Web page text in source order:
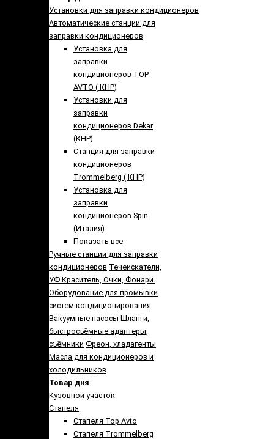
Установки для заправки кондиционеров
Автоматические станции для
заправки кондиционеров
Установка для
заправки
кондиционеров TOP
AVTO ( КНР)
Установки для
заправки
кондиционеров Dekar
(КНР)
Станция для заправки
кондиционеров
Trommelberg ( КНР)
Установка для
заправки
кондиционеров Spin
(Италия)
Показать все
Ручные станции для заправки
кондиционеров Течеискатели,
УФ Краситель, Очки, Фонари.
Оборудование для промывки
систем кондиционирования
Вакуумные насосы Шланги,
быстросъёмные адаптеры,
съёмники Фреон, хладагенты
Масла для кондиционеров и
холодильников
Товар дня
Кузовной участок
Стапеля
Стапеля Top Avto
Стапеля Trommelberg